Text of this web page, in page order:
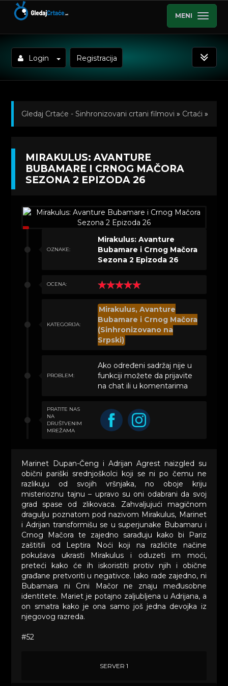
MENI
Login Registracija
Gledaj Crtaće - Sinhronizovani crtani filmovi » Crtaći »
(Sinhronizovano na Srpski)»Kratkometrazni crtani
Mačora Sezona 2 Epizoda 26
MIRAKULUS: AVANTURE
BUBAMARE I CRNOG MAČORA
SEZONA 2 EPIZODA 26
OZNAKE:
Mirakulus: Avanture
Bubamare i Crnog Mačora
Sezona 2 Epizoda 26
OCENA:
KATEGORIJA:
Mirakulus, Avanture
Bubamare i Crnog Mačora
(Sinhronizovano na
Srpski)
PROBLEM:
Ako određeni sadržaj nije u
funkciji možete da prijavite
na chat ili u komentarima
PRATITE NAS
NA
DRUŠTVENIM
MREŽAMA
Marinet Dupan-Čeng i Adrijan Agrest naizgled su
obični pariški srednjoškolci koji se ni po čemu ne
razlikuju od svojih vršnjaka, no oboje kriju
misterioznu tajnu – upravo su oni odabrani da svoj
grad spase od zlikovaca. Zahvaljujući magičnom
dragulju poznatom pod nazivom Mirakulus, Marinet
i Adrijan transformišu se u superjunake Bubamaru i
Crnog Mačora te zajedno sarađuju kako bi Pariz
zaštitili od Leptira Noći koji na različite načine
pokušava ukrasti Mirakulus i oduzeti im moći,
preteći kako će ih iskoristiti protiv njih i obične
građane pretvoriti u negativce. Iako rade zajedno, ni
Bubamara ni Crni Mačor ne znaju međusobne
identitete. Mariet je potajno zaljubljena u Adrijana, a
on smatra kako je ona samo još jedna devojka iz
njegovog razreda.
#52
SERVER 1